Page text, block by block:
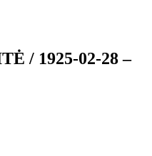
/ 1925-02-28 –